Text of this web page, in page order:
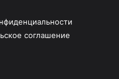
соглашение